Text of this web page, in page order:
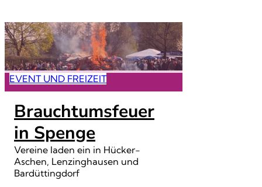
EVENT UND FREIZEIT
Brauchtumsfeuer
in Spenge
Vereine laden ein in Hücker-
Aschen, Lenzinghausen und
Bardüttingdorf